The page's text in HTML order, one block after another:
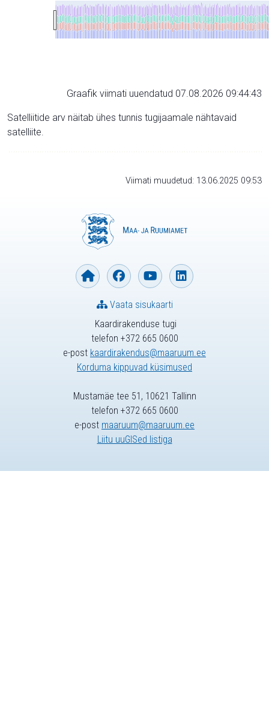
Graafik viimati uuendatud 07.08.2026 09:44:43
Satelliitide arv näitab ühes tunnis tugijaamale nähtavaid
satelliite.
Viimati muudetud: 13.06.2025 09:53
Kaardirakenduse tugi
telefon +372 665 0600
e-post kaardirakendus@maaruum.ee
Korduma kippuvad küsimused
Vaata sisukaarti
Mustamäe tee 51, 10621 Tallinn
telefon +372 665 0600
e-post maaruum@maaruum.ee
Liitu uuGISed listiga